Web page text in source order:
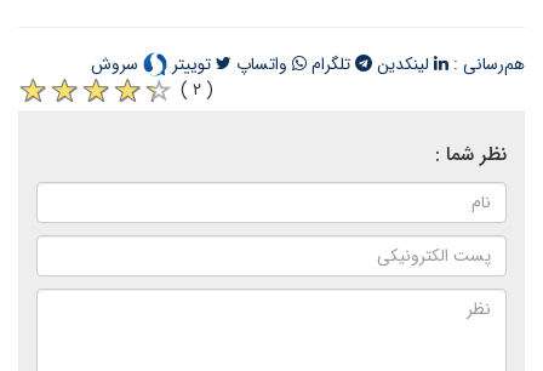
هم‌رسانی : لینکدین تلگرام واتساپ توییتر
سروش
( ۲ )
نظر شما :